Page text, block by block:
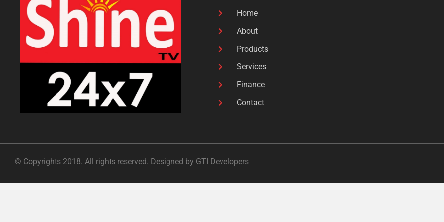
Home
About
Products
Services
Finance
Contact
© Copyrights 2018. All rights reserved. Designed by GTI Developers